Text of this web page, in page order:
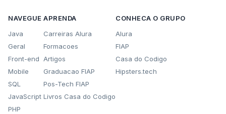
NAVEGUE
Java
Geral
Front-end
Mobile
SQL
JavaScript
PHP
APRENDA
Carreiras Alura
Formacoes
Artigos
Graduacao FIAP
Pos-Tech FIAP
Livros Casa do Codigo
CONHECA O GRUPO
Alura
FIAP
Casa do Codigo
Hipsters.tech